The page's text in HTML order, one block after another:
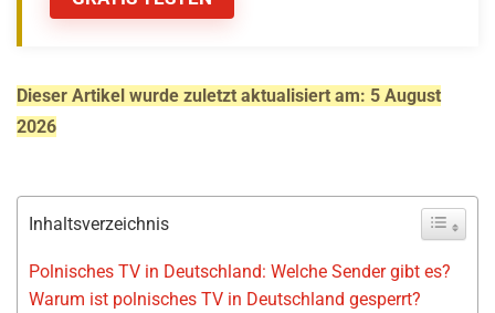
Dieser Artikel wurde zuletzt aktualisiert am: 5 August
2026
Inhaltsverzeichnis
Polnisches TV in Deutschland: Welche Sender gibt es?
Warum ist polnisches TV in Deutschland gesperrt?